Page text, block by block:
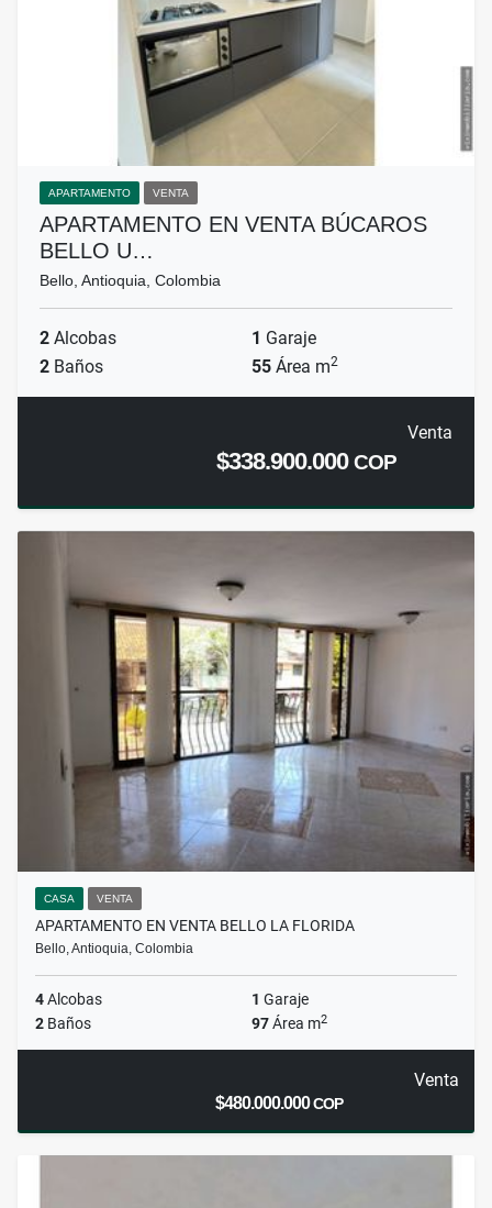
APARTAMENTO VENTA
APARTAMENTO EN VENTA BÚCAROS
BELLO U…
Bello, Antioquia, Colombia
2 Alcobas 1 Garaje
2 Baños 55 Área m2
Venta
$338.900.000COP
CASA VENTA
APARTAMENTO EN VENTA BELLO LA FLORIDA
Bello, Antioquia, Colombia
4Alcobas 1 Garaje
2 Baños 97Área m2
Venta
$480.000.000COP